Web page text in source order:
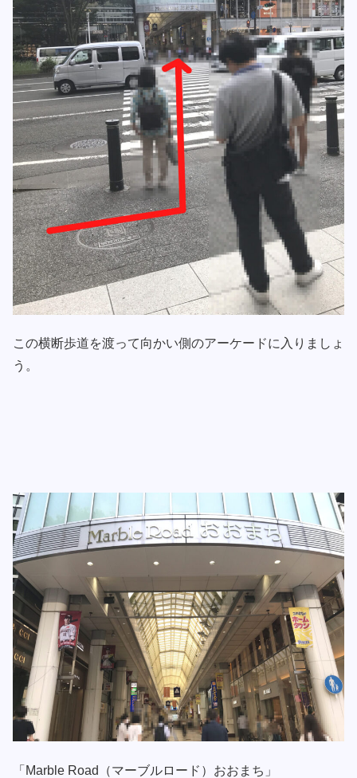
この横断歩道を渡って向かい側のアーケードに入りましょ
う。
「Marble Road（マーブルロード）おおまち」